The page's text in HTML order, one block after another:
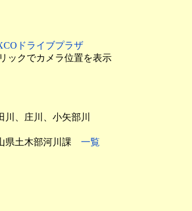
ドライブプラザ
ックでカメラ位置を表示
川、庄川、小矢部川
県土木部河川課 一覧